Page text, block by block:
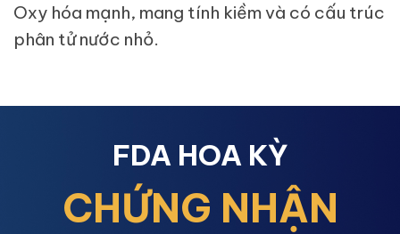
Oxy hóa mạnh, mang tính kiềm và có cấu trúc
phân tử nước nhỏ.
FDA HOA KỲ
CHỨNG NHẬN